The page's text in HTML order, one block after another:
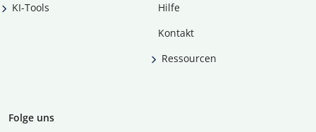
KI-Tools
Hilfe
Kontakt
Ressourcen
Folge uns